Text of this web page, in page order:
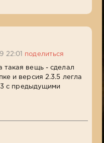
22:01 поделиться
такая вещь - сделал
и версия 2.3.5 легла
c предыдущими